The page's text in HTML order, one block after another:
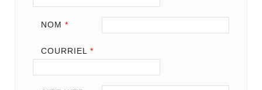
NOM *
COURRIEL *